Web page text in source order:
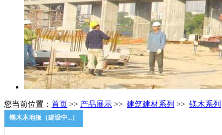
您当前位置： 首页 >> 产品展示 >> 建筑建材系列 >> 镁木系列
镁木木地板（建设中...）